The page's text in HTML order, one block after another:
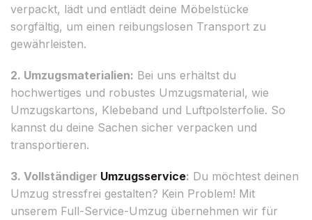
verpackt, lädt und entlädt deine Möbelstücke
sorgfältig, um einen reibungslosen Transport zu
gewährleisten.
2. Umzugsmaterialien: Bei uns erhältst du
hochwertiges und robustes Umzugsmaterial, wie
Umzugskartons, Klebeband und Luftpolsterfolie. So
kannst du deine Sachen sicher verpacken und
transportieren.
3. Vollständiger Umzugsservice: Du möchtest deinen
Umzug stressfrei gestalten? Kein Problem! Mit
unserem Full-Service-Umzug übernehmen wir für